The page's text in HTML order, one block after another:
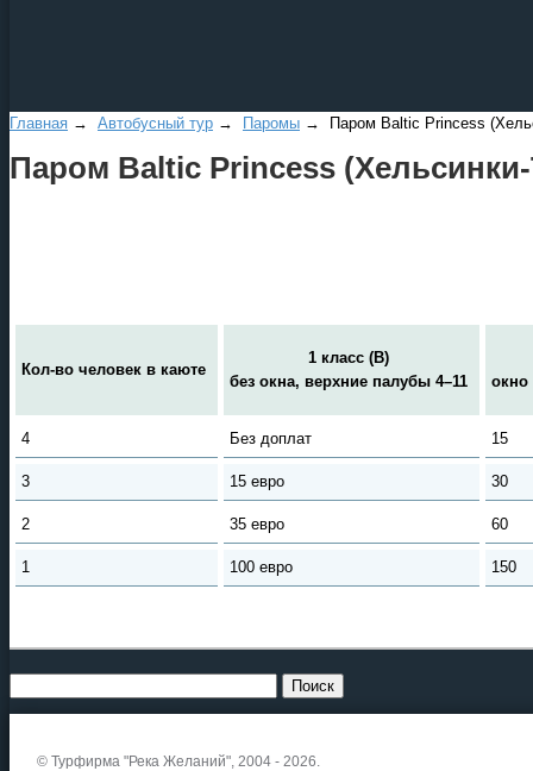
Главная → Автобусный тур → Паромы → Паром Baltic Princess
Паром Baltic Princess
Кол-во человек в каюте
1 класс (В)
без окна, верхние палубы 4–11
окно
4 Без доплат 15
3 15 евро 30
2 35 евро 60
1 100 евро 150
© Турфирма "Река Желаний", 2004 - 2026.